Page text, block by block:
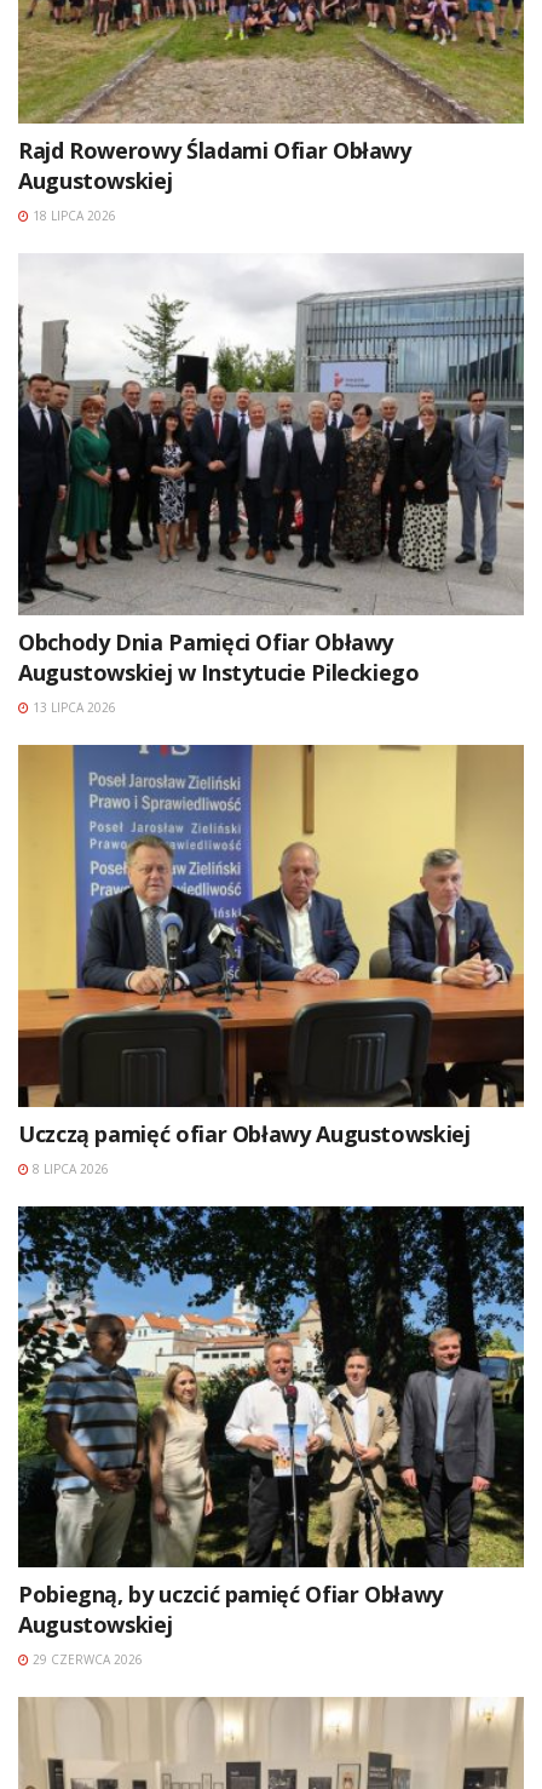
Rajd Rowerowy Śladami Ofiar Obławy
Augustowskiej
18 LIPCA 2026
Obchody Dnia Pamięci Ofiar Obławy
Augustowskiej w Instytucie Pileckiego
13 LIPCA 2026
Uczczą pamięć ofiar Obławy Augustowskiej
8 LIPCA 2026
Pobiegną, by uczcić pamięć Ofiar Obławy
Augustowskiej
29 CZERWCA 2026